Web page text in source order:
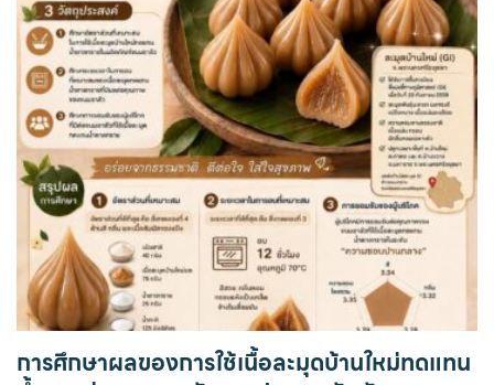
การศึกษาผลของการใช้เนื้อละมุดบ้านใหม่ทดแทน